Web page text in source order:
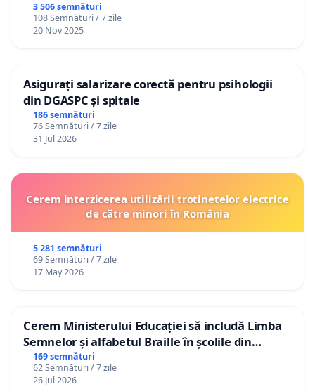
3 506 semnături
108 Semnături / 7 zile
20 Nov 2025
Asigurați salarizare corectă pentru psihologii
din DGASPC și spitale
186 semnături
76 Semnături / 7 zile
31 Jul 2026
Cerem interzicerea utilizării trotinetelor electrice
de către minori în România
5 281 semnături
69 Semnături / 7 zile
17 May 2026
Cerem Ministerului Educației să includă Limba
Semnelor și alfabetul Braille în școlile din
Republica Moldova!
169 semnături
62 Semnături / 7 zile
26 Jul 2026